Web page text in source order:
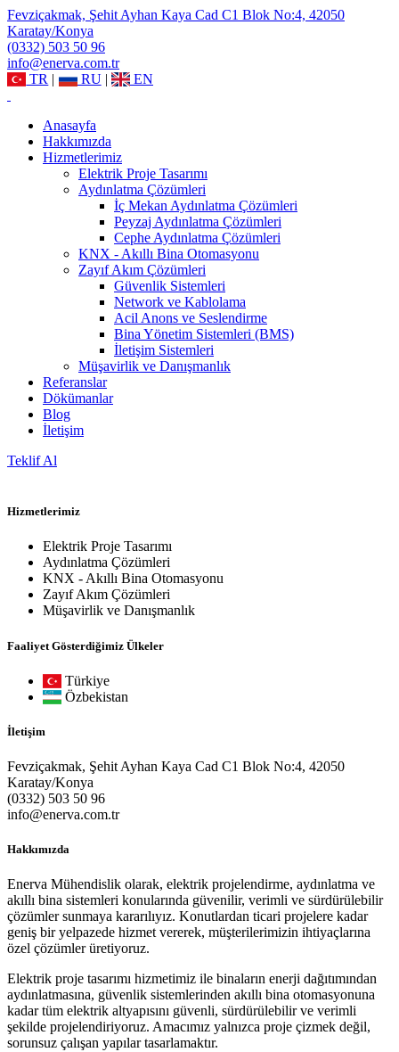
Fevziçakmak, Şehit Ayhan Kaya Cad C1 Blok No:4, 42050
Karatay/Konya
(0332) 503 50 96
info@enerva.com.tr
TR | RU | EN
Anasayfa
Hakkımızda
Hizmetlerimiz
Elektrik Proje Tasarımı
Aydınlatma Çözümleri
İç Mekan Aydınlatma Çözümleri
Peyzaj Aydınlatma Çözümleri
Cephe Aydınlatma Çözümleri
KNX - Akıllı Bina Otomasyonu
Zayıf Akım Çözümleri
Güvenlik Sistemleri
Network ve Kablolama
Acil Anons ve Seslendirme
Bina Yönetim Sistemleri (BMS)
İletişim Sistemleri
Müşavirlik ve Danışmanlık
Referanslar
Dökümanlar
Blog
İletişim
Teklif Al
Hizmetlerimiz
Elektrik Proje Tasarımı
Aydınlatma Çözümleri
KNX - Akıllı Bina Otomasyonu
Zayıf Akım Çözümleri
Müşavirlik ve Danışmanlık
Faaliyet Gösterdiğimiz Ülkeler
Türkiye
Özbekistan
İletişim
Fevziçakmak, Şehit Ayhan Kaya Cad C1 Blok No:4, 42050
Karatay/Konya
(0332) 503 50 96
info@enerva.com.tr
Hakkımızda
Enerva Mühendislik olarak, elektrik projelendirme, aydınlatma ve
akıllı bina sistemleri konularında güvenilir, verimli ve sürdürülebilir
çözümler sunmaya kararılıyız. Konutlardan ticari projelere kadar
geniş bir yelpazede hizmet vererek, müşterilerimizin ihtiyaçlarına
özel çözümler üretiyoruz.
Elektrik proje tasarımı hizmetimiz ile binaların enerji dağıtımından
aydınlatmasına, güvenlik sistemlerinden akıllı bina otomasyonuna
kadar tüm elektrik altyapısını güvenli, sürdürülebilir ve verimli
şekilde projelendiriyoruz. Amacımız yalnızca proje çizmek değil,
sorunsuz çalışan yapılar tasarlamaktır.